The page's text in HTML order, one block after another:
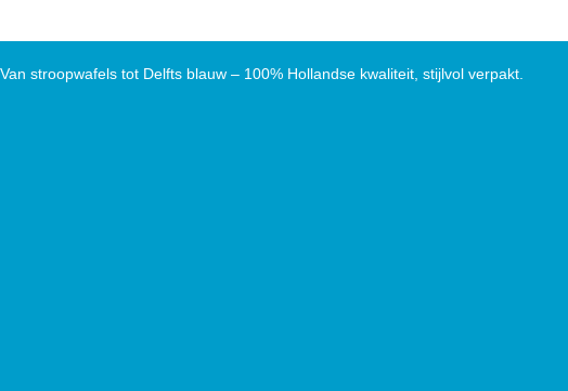
Van stroopwafels tot Delfts blauw – 100% Hollandse kwaliteit, stijlvol verpakt.